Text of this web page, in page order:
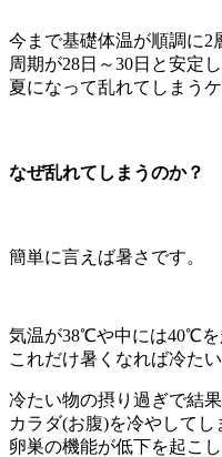
今まで基礎体温が順調に2
周期が28日～30日と安定
夏になって乱れてしまう
なぜ乱れてしまうのか？
簡単に言えば暑さです。
気温が38℃や中には40℃を
これだけ暑くなれば冷た
冷たい物の摂り過ぎで結果
カラダ(お腹)を冷やしてし
卵巣の機能が低下を起こし